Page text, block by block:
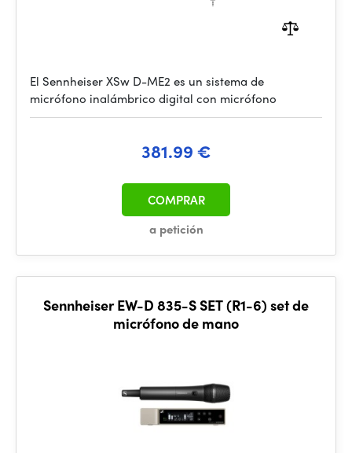
El Sennheiser XSw D-ME2 es un sistema de
micrófono inalámbrico digital con micrófono
381.99 €
a petición
COMPRAR
Sennheiser EW-D 835-S SET (R1-6) set de
micrófono de mano